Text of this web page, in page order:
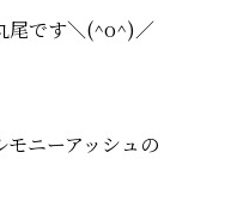
尾です＼(^o^)／
ニーアッシュの